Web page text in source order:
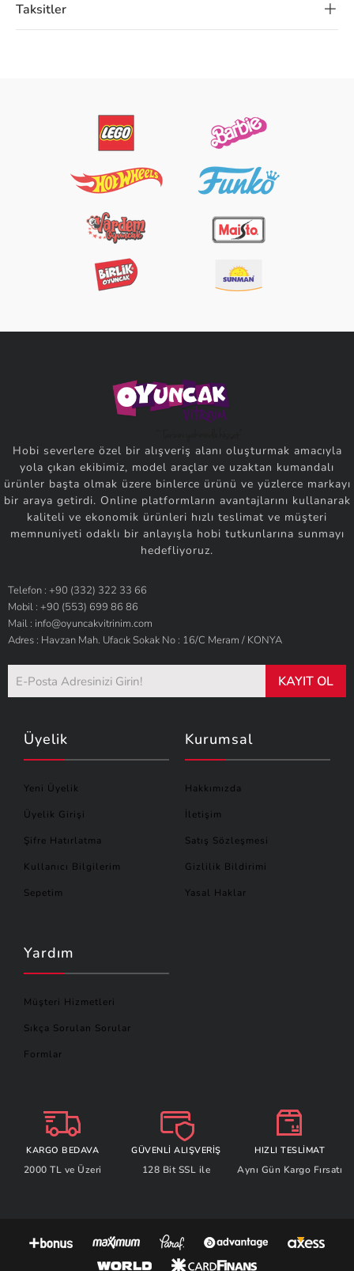
Taksitler
Hobi severlere özel bir alışveriş alanı oluşturmak amacıyla
yola çıkan ekibimiz, model araçlar ve uzaktan kumandalı
ürünler başta olmak üzere binlerce ürünü ve yüzlerce markayı
bir araya getirdi. Online platformların avantajlarını kullanarak
kaliteli ve ekonomik ürünleri hızlı teslimat ve müşteri
memnuniyeti odaklı bir anlayışla hobi tutkunlarına sunmayı
hedefliyoruz.
Telefon : +90 (332) 322 33 66
Mobil : +90 (553) 699 86 86
Mail : info@oyuncakvitrinim.com
Adres : Havzan Mah. Ufacık Sokak No : 16/C Meram / KONYA
KAYIT OL
Üyelik
Yeni Üyelik
Üyelik Girişi
Şifre Hatırlatma
Kullanıcı Bilgilerim
Sepetim
Kurumsal
Hakkımızda
İletişim
Satış Sözleşmesi
Gizlilik Bildirimi
Yasal Haklar
Yardım
Müşteri Hizmetleri
Sıkça Sorulan Sorular
Formlar
KARGO BEDAVA
2000 TL ve Üzeri
GÜVENLİ ALIŞVERİŞ
128 Bit SSL ile
HIZLI TESLİMAT
Aynı Gün Kargo Fırsatı